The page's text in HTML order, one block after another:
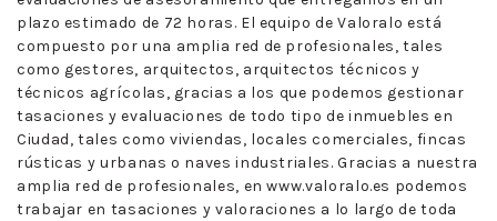
plazo estimado de 72 horas. El equipo de Valoralo está
compuesto por una amplia red de profesionales, tales
como gestores, arquitectos, arquitectos técnicos y
técnicos agrícolas, gracias a los que podemos gestionar
tasaciones y evaluaciones de todo tipo de inmuebles en
Ciudad, tales como viviendas, locales comerciales, fincas
rústicas y urbanas o naves industriales. Gracias a nuestra
amplia red de profesionales, en www.valoralo.es podemos
trabajar en tasaciones y valoraciones a lo largo de toda